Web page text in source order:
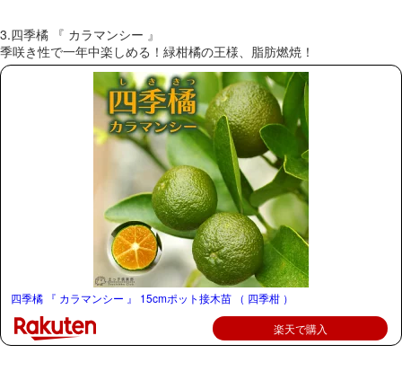
3.四季橘 『 カラマンシー 』
季咲き性で一年中楽しめる！緑柑橘の王様、脂肪燃焼！
四季橘 『 カラマンシー 』 15cmポット接木苗 （ 四季柑 ）
楽天で購入